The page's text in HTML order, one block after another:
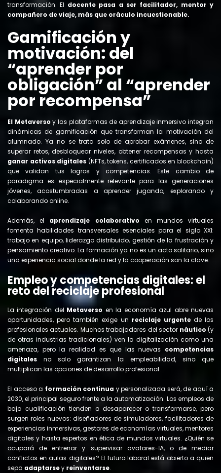
transformación. El docente pasa a ser facilitador, mentor y
compañero de viaje, más que oráculo incuestionable.
Gamificación y
motivación: del
“aprender por
obligación” al “aprender
por recompensa”
El Metaverso y las plataformas de aprendizaje inmersivo integran
dinámicas de gamificación que transforman la motivación del
alumnado. Ya no se trata solo de aprobar exámenes, sino de
superar retos, desbloquear niveles, obtener recompensas y hasta
ganar activos digitales (NFTs, tokens, certificados en blockchain)
que validan tus logros y competencias. Este cambio de
paradigma es especialmente relevante para las generaciones
jóvenes, acostumbradas a aprender jugando, explorando y
colaborando online.
Además, el aprendizaje colaborativo en mundos virtuales
fomenta habilidades transversales esenciales para el siglo XXI:
trabajo en equipo, liderazgo distribuido, gestión de la frustración y
pensamiento creativo. La formación ya no es un acto solitario, sino
una experiencia social donde la red y la cooperación son la clave.
Empleo y competencias digitales: el
reto del reciclaje profesional
La integración del Metaverso en la economía azul abre nuevas
oportunidades, pero también exige un reciclaje urgentede los
profesionales actuales. Muchos trabajadores del sector náutico (y
de otras industrias tradicionales) ven la digitalización como una
amenaza, pero la realidad es que las nuevas competencias
digitales no solo garantizan la empleabilidad, sino que
multiplican las opciones de desarrollo profesional.
El acceso a formación continua y personalizada será, de aquí a
2030, el principal seguro frente a la automatización. Los empleos de
baja cualificación tienden a desaparecer o transformarse, pero
surgen roles nuevos: diseñadores de simuladores, facilitadores de
experiencias inmersivas, gestores de economías virtuales, mentores
digitales y hasta expertos en ética de mundos virtuales. ¿Quién se
ocupará de entrenar y supervisar avatares-IA, o de mediar
conflictos en aulas digitales? El futuro laboral está abierto a quien
sepa adaptarsey reinventarse.